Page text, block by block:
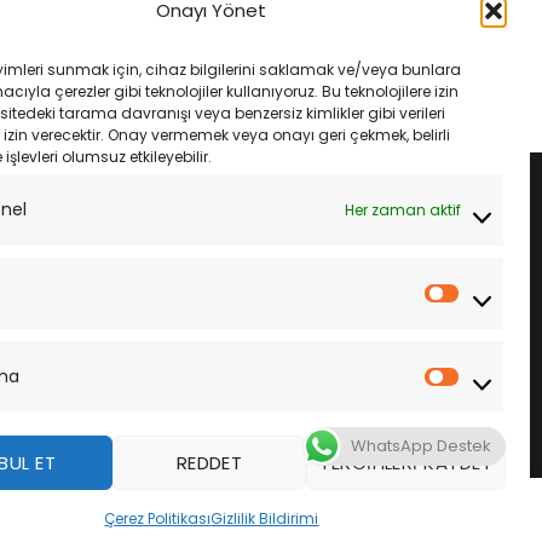
Onayı Yönet
sunmak için, cihaz bilgilerini saklamak ve/veya bunlara
çerezler gibi teknolojiler kullanıyoruz. Bu teknolojilere izin
tarama davranışı veya benzersiz kimlikler gibi verileri
verecektir. Onay vermemek veya onayı geri çekmek, belirli
işlevleri olumsuz etkileyebilir.
Her zaman aktif
İstatistik
ET REDDET TERCIHLERI KAYDET
Çerez PolitikasıGizlilik Bildirimi
fiyat: andaki
fiyat:
₺2,250.00.
Ön Fren Balatası
fiyat:
₺1,633.00.
andaki
fiyat:
₺1,535.00.
SEPETE EKLE
DAHA FAZLA BILGI
WhatsApp Destek